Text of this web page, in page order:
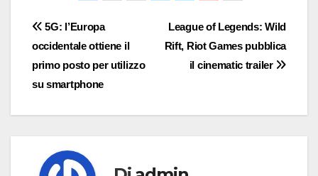
Navigazione
articoli
League of Legends: Wild
Rift, Riot Games pubblica
il cinematic trailer
5G: l’Europa
occidentale ottiene il
primo posto per utilizzo
su smartphone